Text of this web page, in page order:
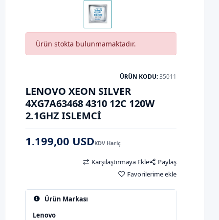
ÜRÜN KODU:35011
LENOVO XEON SILVER
4XG7A63468 4310 12C 120W
2.1GHZ ISLEMCI
1.199,00 USDKDV Hariç
Ürün Markası
Lenovo
Karşılaştırmaya Ekle
Paylaş
Favorilerime ekle
Ürün stokta bulunmamaktadır.